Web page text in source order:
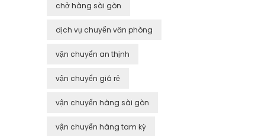
chở hàng sài gòn
dịch vụ chuyển văn phòng
vận chuyển an thịnh
vận chuyển giá rẻ
vận chuyển hàng sài gòn
vận chuyển hàng tam kỳ